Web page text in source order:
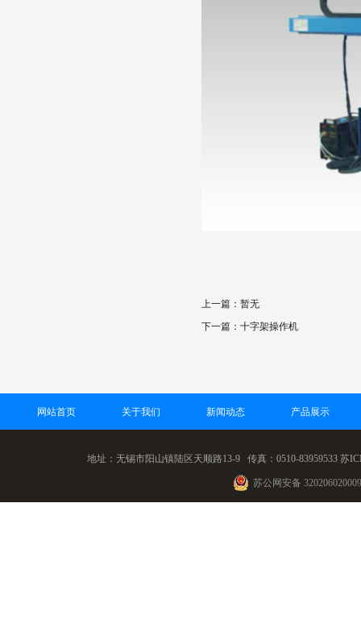
上一篇：暂无
下一篇：十字架操作机
网站首页 关于我们 新闻动态 产品展示
地址：无锡市阳山镇陆区天顺路13-9 传真：0510-83959533 苏
苏公网安备